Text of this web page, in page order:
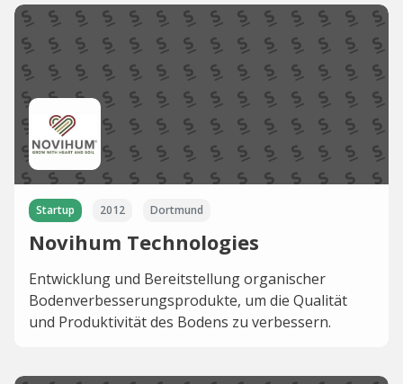
Startup 2012 Dortmund
Novihum Technologies
Entwicklung und Bereitstellung organischer
Bodenverbesserungsprodukte, um die Qualität
und Produktivität des Bodens zu verbessern.